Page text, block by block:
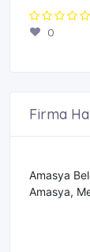
0
Firma
Amasya
Amasya,